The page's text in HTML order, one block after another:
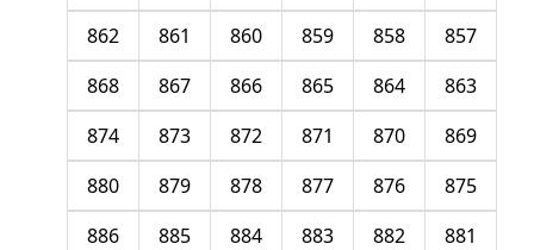
857
858
859
860
861
862
863
864
865
866
867
868
869
870
871
872
873
874
875
876
877
878
879
880
881
882
883
884
885
886